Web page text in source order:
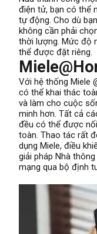
điện tử, bạn có thể
tự động. Cho dù
không cần phải
thời lượng. Mức độ
thể được đặt riêng.
Với hệ thống Miele
có thể khai thác
và làm cho cuộc
minh hơn. Tất cả
đều có thể được
toàn. Thao tác rất
dụng Miele, điều
giải pháp Nhà
mạng qua bộ định